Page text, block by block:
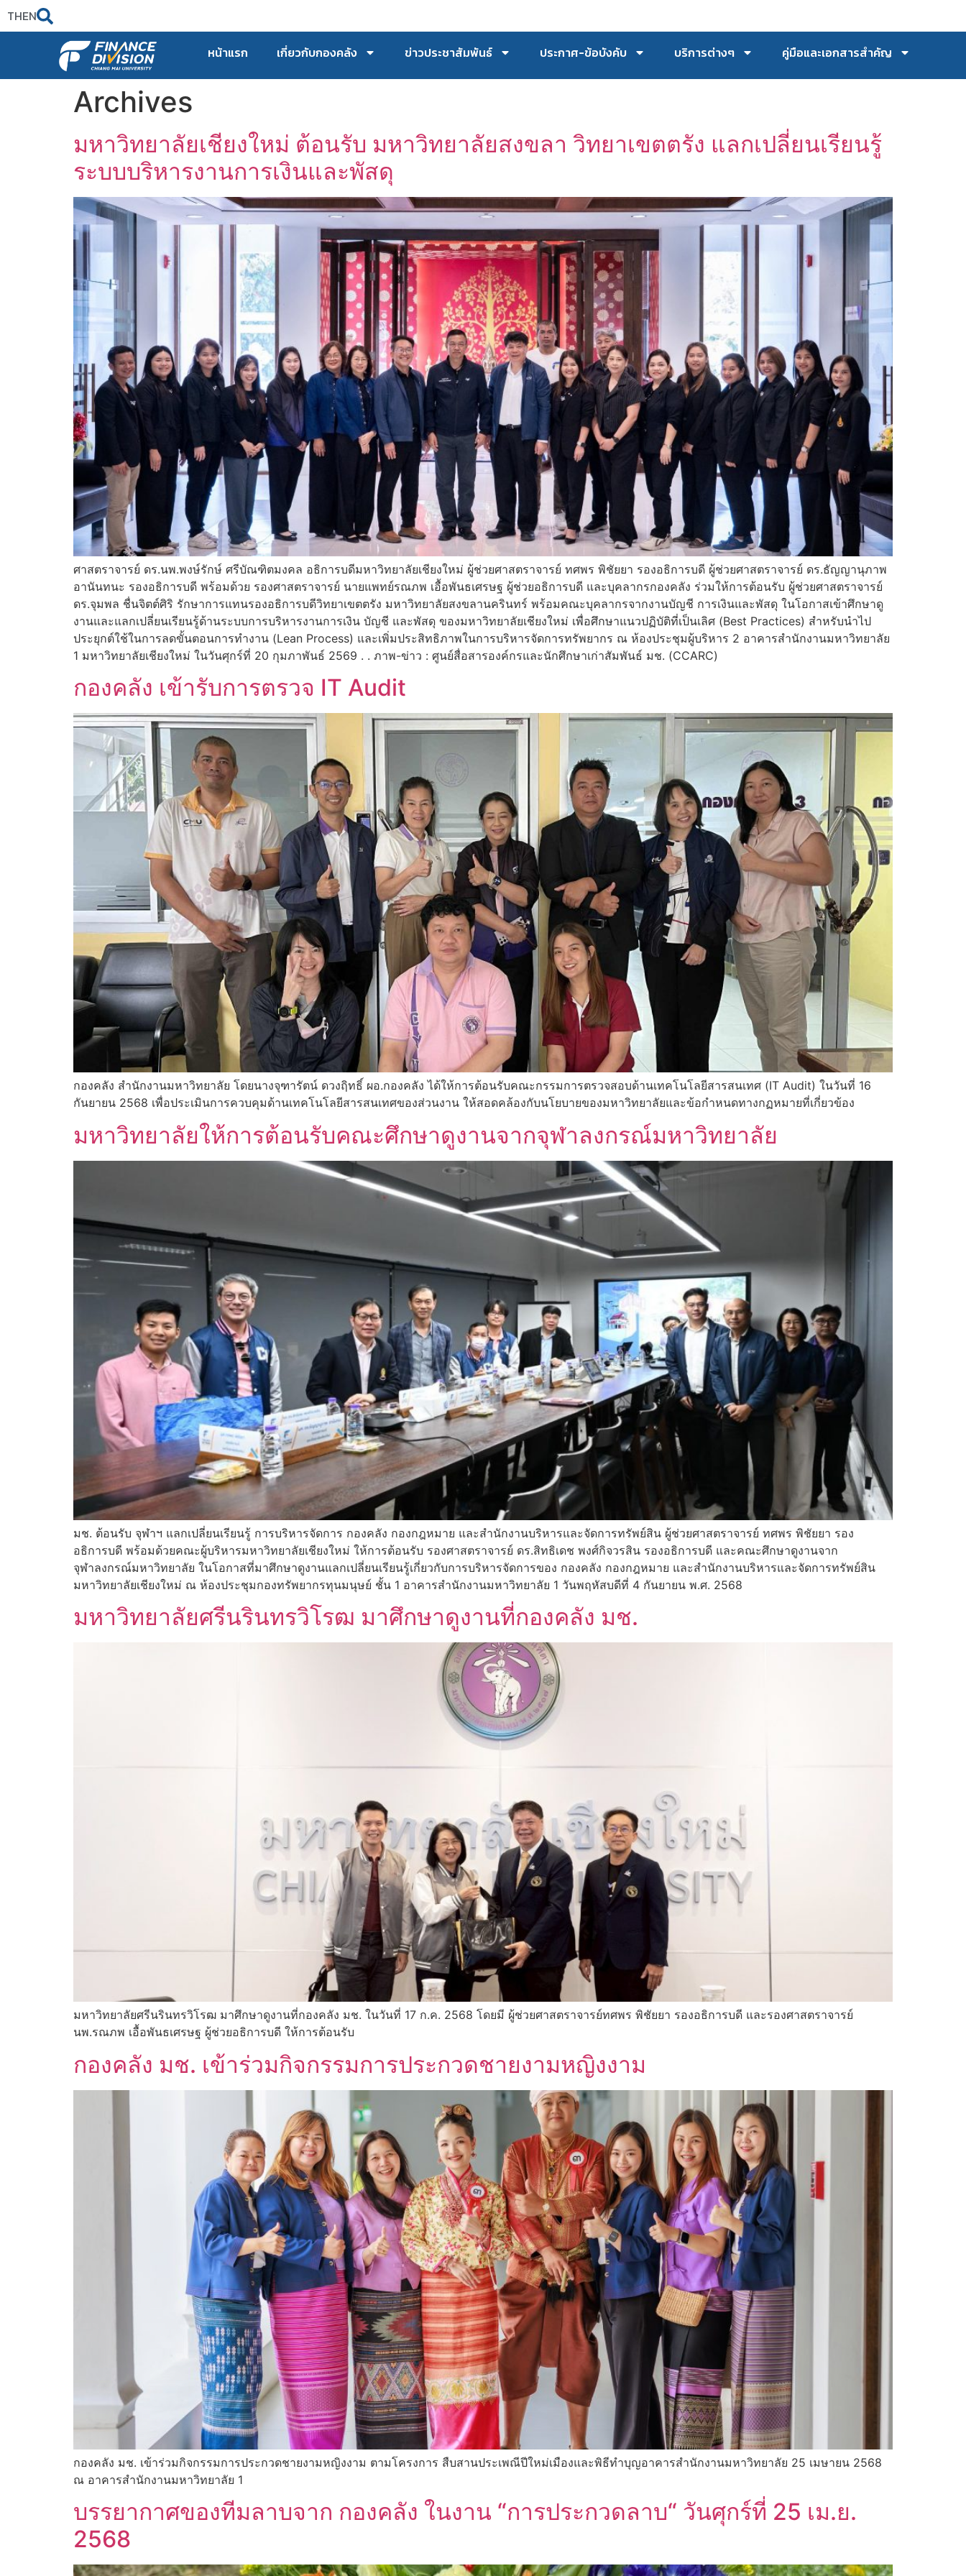
THEN
หน้าแรก เกี่ยวกับกองคลัง ข่าวประชาสัมพันธ์ ประกาศ-ข้อบังคับ บริการต่างๆ คู่มือและเอกสารสำคัญ
Archives
มหาวิทยาลัยเชียงใหม่ ต้อนรับ มหาวิทยาลัยสงขลา วิทยาเขตตรัง แลกเปลี่ยนเรียนรู้
ระบบบริหารงานการเงินและพัสดุ
ศาสตราจารย์ ดร.นพ.พงษ์รักษ์ ศรีบัณฑิตมงคล อธิการบดีมหาวิทยาลัยเชียงใหม่ ผู้ช่วยศาสตราจารย์ ทศพร พิชัยยา รองอธิการบดี ผู้ช่วยศาสตราจารย์ ดร.ธัญญานุภาพ
อานันทนะ รองอธิการบดี พร้อมด้วย รองศาสตราจารย์ นายแพทย์รณภพ เอื้อพันธเศรษฐ ผู้ช่วยอธิการบดี และบุคลากรกองคลัง ร่วมให้การต้อนรับ ผู้ช่วยศาสตราจารย์
ดร.จุมพล ชื่นจิตต์ศิริ รักษาการแทนรองอธิการบดีวิทยาเขตตรัง มหาวิทยาลัยสงขลานครินทร์ พร้อมคณะบุคลากรจากงานบัญชี การเงินและพัสดุ ในโอกาสเข้าศึกษาดู
งานและแลกเปลี่ยนเรียนรู้ด้านระบบการบริหารงานการเงิน บัญชี และพัสดุ ของมหาวิทยาลัยเชียงใหม่ เพื่อศึกษาแนวปฏิบัติที่เป็นเลิศ (Best Practices) สำหรับนำไป
ประยุกต์ใช้ในการลดขั้นตอนการทำงาน (Lean Process) และเพิ่มประสิทธิภาพในการบริหารจัดการทรัพยากร ณ ห้องประชุมผู้บริหาร 2 อาคารสำนักงานมหาวิทยาลัย
1 มหาวิทยาลัยเชียงใหม่ ในวันศุกร์ที่ 20 กุมภาพันธ์ 2569 . . ภาพ-ข่าว : ศูนย์สื่อสารองค์กรและนักศึกษาเก่าสัมพันธ์ มช. (CCARC)
กองคลัง เข้ารับการตรวจ IT Audit
กองคลัง สำนักงานมหาวิทยาลัย โดยนางจุฑารัตน์ ดวงฤิทธิ์ ผอ.กองคลัง ได้ให้การต้อนรับคณะกรรมการตรวจสอบด้านเทคโนโลยีสารสนเทศ (IT Audit) ในวันที่ 16
กันยายน 2568 เพื่อประเมินการควบคุมด้านเทคโนโลยีสารสนเทศของส่วนงาน ให้สอดคล้องกับนโยบายของมหาวิทยาลัยและข้อกำหนดทางกฏหมายที่เกี่ยวข้อง
มหาวิทยาลัยให้การต้อนรับคณะศึกษาดูงานจากจุฬาลงกรณ์มหาวิทยาลัย
มช. ต้อนรับ จุฬาฯ แลกเปลี่ยนเรียนรู้ การบริหารจัดการ กองคลัง กองกฎหมาย และสำนักงานบริหารและจัดการทรัพย์สิน ผู้ช่วยศาสตราจารย์ ทศพร พิชัยยา รอง
อธิการบดี พร้อมด้วยคณะผู้บริหารมหาวิทยาลัยเชียงใหม่ ให้การต้อนรับ รองศาสตราจารย์ ดร.สิทธิเดช พงศ์กิจวรสิน รองอธิการบดี และคณะศึกษาดูงานจาก
จุฬาลงกรณ์มหาวิทยาลัย ในโอกาสที่มาศึกษาดูงานแลกเปลี่ยนเรียนรู้เกี่ยวกับการบริหารจัดการของ กองคลัง กองกฎหมาย และสำนักงานบริหารและจัดการทรัพย์สิน
มหาวิทยาลัยเชียงใหม่ ณ ห้องประชุมกองทรัพยากรทุนมนุษย์ ชั้น 1 อาคารสำนักงานมหาวิทยาลัย 1 วันพฤหัสบดีที่ 4 กันยายน พ.ศ. 2568
มหาวิทยาลัยศรีนรินทรวิโรฒ มาศึกษาดูงานที่กองคลัง มช.
มหาวิทยาลัยศรีนรินทรวิโรฒ มาศึกษาดูงานที่กองคลัง มช. ในวันที่ 17 ก.ค. 2568 โดยมี ผู้ช่วยศาสตราจารย์ทศพร พิชัยยา รองอธิการบดี และรองศาสตราจารย์
นพ.รณภพ เอื้อพันธเศรษฐ ผู้ช่วยอธิการบดี ให้การต้อนรับ
กองคลัง มช. เข้าร่วมกิจกรรมการประกวดชายงามหญิงงาม
กองคลัง มช. เข้าร่วมกิจกรรมการประกวดชายงามหญิงงาม ตามโครงการ สืบสานประเพณีปีใหม่เมืองและพิธีทำบุญอาคารสำนักงานมหาวิทยาลัย 25 เมษายน 2568
ณ อาคารสำนักงานมหาวิทยาลัย 1
บรรยากาศของทีมลาบจาก กองคลัง ในงาน “การประกวดลาบ“ วันศุกร์ที่ 25 เม.ย.
2568